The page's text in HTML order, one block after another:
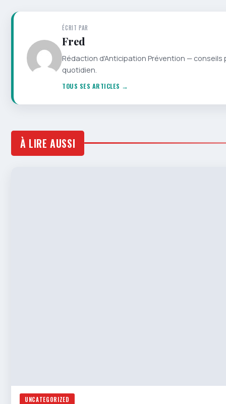
ÉCRIT PAR
Fred
Rédaction d'Anticipation Prévention —
quotidien.
TOUS SES ARTICLES →
À LIRE AUSSI
UNCATEGORIZED